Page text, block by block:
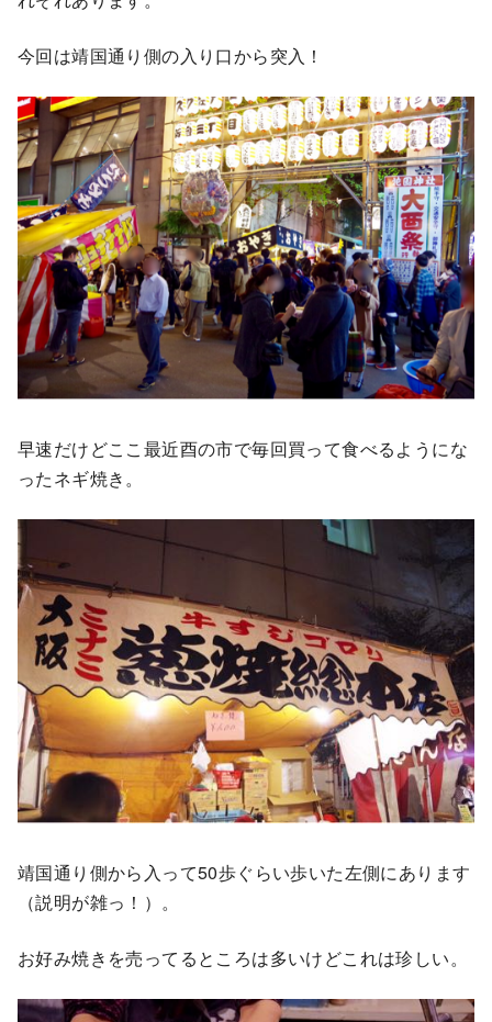
今回は靖国通り側の入り口から突入！
早速だけどここ最近酉の市で毎回買って食べるようにな
ったネギ焼き。
靖国通り側から入って50歩ぐらい歩いた左側にあります
（説明が雑っ！）。
お好み焼きを売ってるところは多いけどこれは珍しい。